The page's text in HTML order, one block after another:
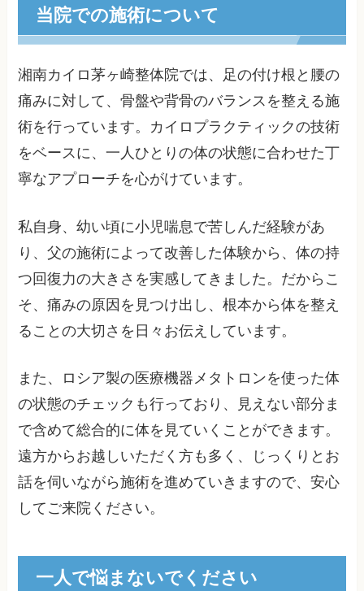
当院での施術について
湘南カイロ茅ヶ崎整体院では、足の付け根と腰の
痛みに対して、骨盤や背骨のバランスを整える施
術を行っています。カイロプラクティックの技術
をベースに、一人ひとりの体の状態に合わせた丁
寧なアプローチを心がけています。
私自身、幼い頃に小児喘息で苦しんだ経験があ
り、父の施術によって改善した体験から、体の持
つ回復力の大きさを実感してきました。だからこ
そ、痛みの原因を見つけ出し、根本から体を整え
ることの大切さを日々お伝えしています。
また、ロシア製の医療機器メタトロンを使った体
の状態のチェックも行っており、見えない部分ま
で含めて総合的に体を見ていくことができます。
遠方からお越しいただく方も多く、じっくりとお
話を伺いながら施術を進めていきますので、安心
してご来院ください。
一人で悩まないでください